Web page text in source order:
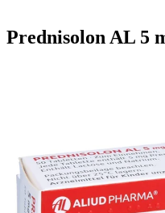
Prednisolon AL 5